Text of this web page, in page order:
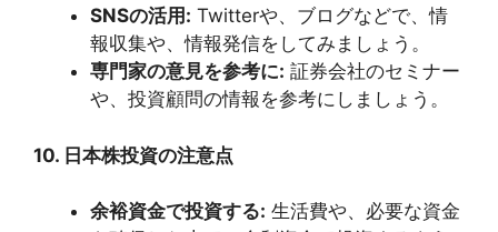
SNSの活用: Twitterや、ブログなどで、情
報収集や、情報発信をしてみましょう。
専門家の意見を参考に: 証券会社のセミナー
や、投資顧問の情報を参考にしましょう。
10. 日本株投資の注意点
余裕資金で投資する: 生活費や、必要な資金